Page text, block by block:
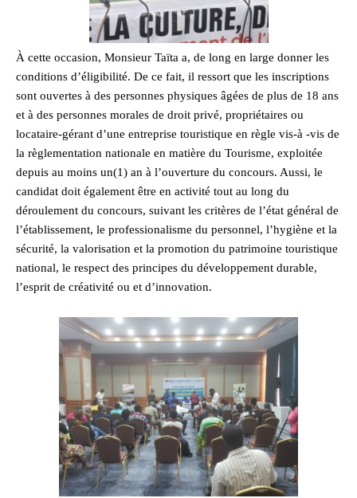
À cette occasion, Monsieur Taïta a, de long en large donner les
conditions d’éligibilité. De ce fait, il ressort que les inscriptions
sont ouvertes à des personnes physiques âgées de plus de 18 ans
et à des personnes morales de droit privé, propriétaires ou
locataire-gérant d’une entreprise touristique en règle vis-à -vis de
la règlementation nationale en matière du Tourisme, exploitée
depuis au moins un(1) an à l’ouverture du concours. Aussi, le
candidat doit également être en activité tout au long du
déroulement du concours, suivant les critères de l’état général de
l’établissement, le professionalisme du personnel, l’hygiène et la
sécurité, la valorisation et la promotion du patrimoine touristique
national, le respect des principes du développement durable,
l’esprit de créativité ou et d’innovation.